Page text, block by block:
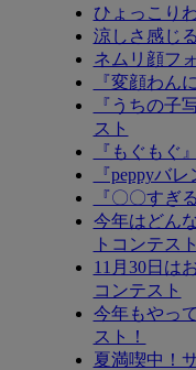
ひょっこり
涼しさ感じ
ネムリ顔フ
『変顔わん
『うちの子
スト
『もぐもぐ
『peppyバ
『〇〇すぎ
今年はどん
トコンテス
11月30日は
コンテスト
今年もやっ
スト！
夏満喫中！